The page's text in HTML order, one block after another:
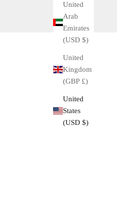
United
Arab
Emirates
(USD $)
United
Kingdom
(GBP £)
United
States
(USD $)